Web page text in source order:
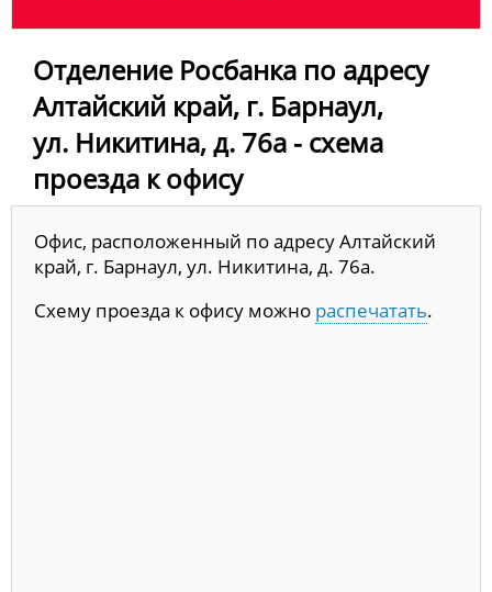
Отделение Росбанка по адресу
Алтайский край, г. Барнаул,
ул. Никитина, д. 76а - схема
проезда к офису
Офис, расположенный по адресу Алтайский
край, г. Барнаул, ул. Никитина, д. 76а.
Схему проезда к офису можно распечатать.